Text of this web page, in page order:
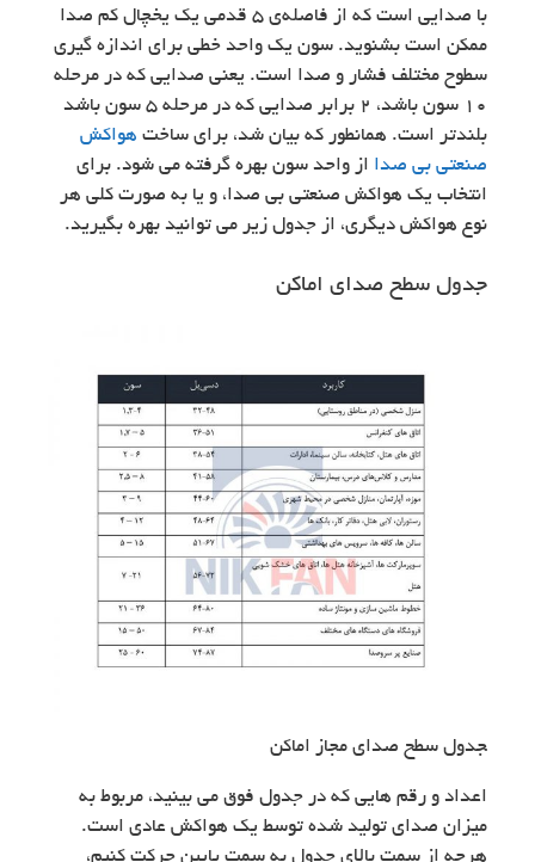
با صدایی است که از فاصله‌ي 5 قدمی یک یخچال کم صدا
ممکن است بشنوید. سون یک واحد خطی برای اندازه گیری
سطوح مختلف فشار و صدا است. یعنی صدایی که در مرحله
10 سون باشد، 2 برابر صدایی که در مرحله ۵ سون باشد
بلند‌تر است. همانطور که بیان شد، برای ساخت هواکش
صنعتی بی صدا ‎ از واحد سون بهره گرفته می شود. برای
انتخاب یک هواکش صنعتی بی صدا، و یا به صورت کلی هر
نوع هواکش دیگری، از جدول زیر می توانید بهره بگیرید.
جدول سطح صدای اماکن
‍جدول سطح صدای مجاز اماکن
اعداد و رقم هایی که در جدول فوق می بینید، مربوط به
میزان صدای تولید شده توسط یک هواکش عادی است.